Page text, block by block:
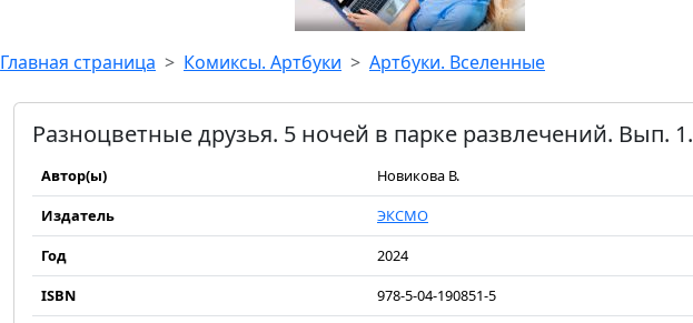
Главная страница Комиксы. Артбуки Артбуки. Вселенные
Разноцветные друзья. 5 ночей в парке развлечений. Вып. 1.
Автор(ы)
Новикова В.
Издатель
ЭКСМО
Год
2024
ISBN
978-5-04-190851-5